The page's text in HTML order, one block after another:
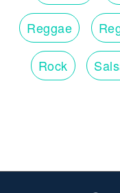
Reggae
Rock